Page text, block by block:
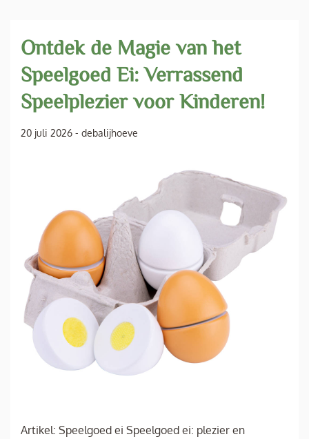
Ontdek de Magie van het
Speelgoed Ei: Verrassend
Speelplezier voor Kinderen!
20 juli 2026 - debalijhoeve
Artikel: Speelgoed ei Speelgoed ei: plezier en